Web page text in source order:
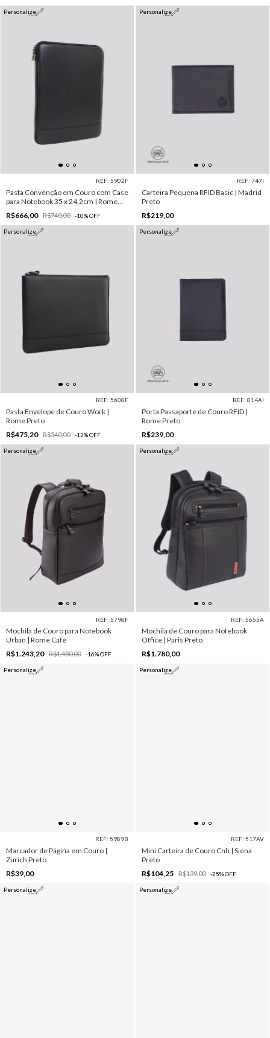
Personalize
REF: 5902F
Pasta Convenção em Couro com Case
para Notebook 35 x 24,2cm | Rome
Preto
R$666,00 R$740,00 -10%OFF
Personalize
REF: 747I
Carteira Pequena RFID Basic | Madrid
Preto
R$219,00
Personalize
REF: 5608F
Pasta Envelope de Couro Work |
Rome Preto
R$475,20
R$540,00 -12%OFF
Personalize
REF: 814AI
Porta Passaporte de Couro RFID |
Rome Preto
R$239,00
Personalize
REF: 5798F
Mochila de Couro para Notebook
Urban | Rome Café
R$1.243,20
R$1.480,00 -16%OFF
Personalize
REF: 5655A
Mochila de Couro para Notebook
Office | Paris Preto
R$1.780,00
Personalize
REF: 5989B
Marcador de Página em Couro |
Zurich Preto
R$39,00
Personalize
REF: 517AV
Mini Carteira de Couro Cnh | Siena
Preto
R$104,25
R$139,00 -25%OFF
Personalize Personalize